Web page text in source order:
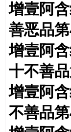
增壹阿
善恶品
增壹阿
十不善
增壹阿
不善品